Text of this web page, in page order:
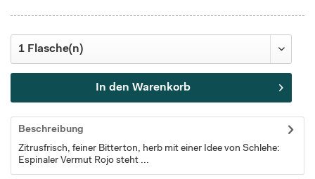
In den Warenkorb
Beschreibung
Zitrusfrisch, feiner Bitterton, herb mit einer Idee von Schlehe:
Espinaler Vermut Rojo steht ...